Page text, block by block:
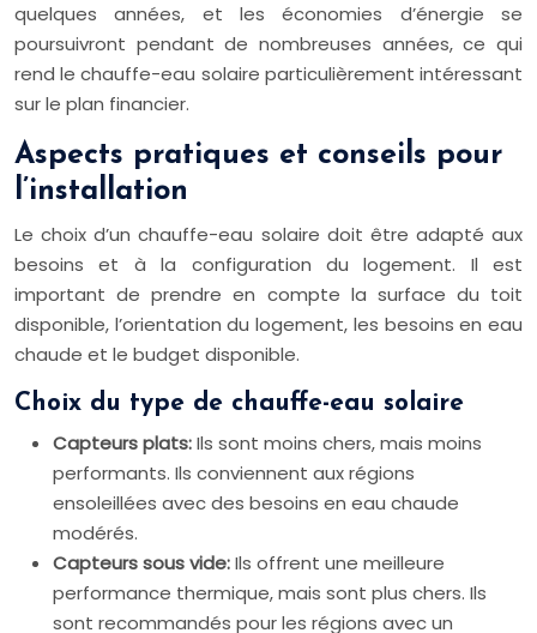
quelques années, et les économies d’énergie se
poursuivront pendant de nombreuses années, ce qui
rend le chauffe-eau solaire particulièrement intéressant
sur le plan financier.
Aspects pratiques et conseils pour
l’installation
Le choix d’un chauffe-eau solaire doit être adapté aux
besoins et à la configuration du logement. Il est
important de prendre en compte la surface du toit
disponible, l’orientation du logement, les besoins en eau
chaude et le budget disponible.
Choix du type de chauffe-eau solaire
Capteurs plats:Ils sont moins chers, mais moins
performants. Ils conviennent aux régions
ensoleillées avec des besoins en eau chaude
modérés.
Capteurs sous vide:Ils offrent une meilleure
performance thermique, mais sont plus chers. Ils
sont recommandés pour les régions avec un